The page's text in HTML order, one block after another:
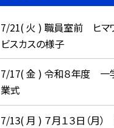
7/21( 火 ) 職員室前 ヒマワ
ビスカスの様子
7/17( 金 ) 令和８年度 一
業式
7/13( 月 ) ７月１３日（月